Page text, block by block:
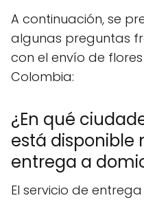
A continuación, se
algunas preguntas
con el envío de
Colombia:
¿En qué
está disponible
entrega a
El servicio de